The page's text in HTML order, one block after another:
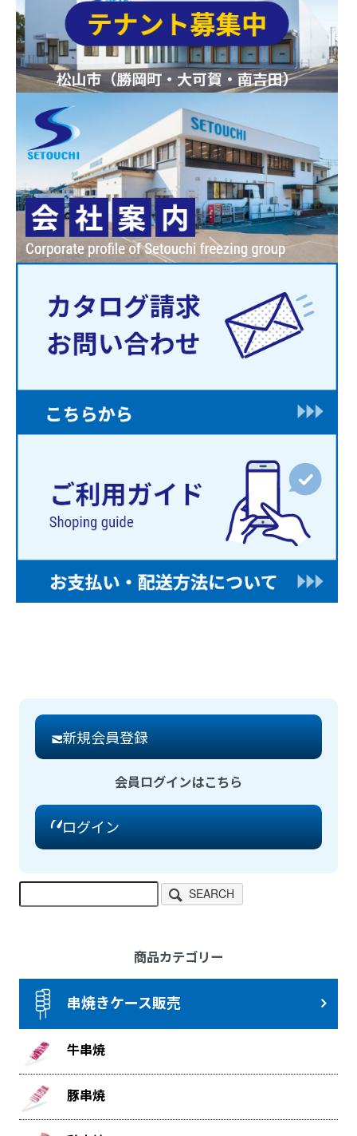
新規会員登録
会員ログインはこちら
ログイン
SEARCH
商品カテゴリー
串焼きケース販売
牛串焼
豚串焼